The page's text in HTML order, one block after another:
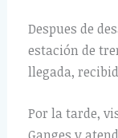
Despues de
estación de
llegada,
Por la tarde,